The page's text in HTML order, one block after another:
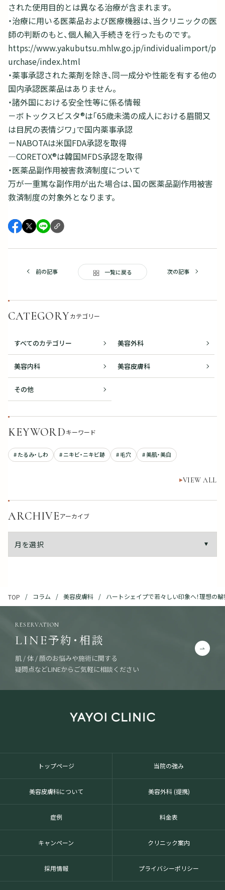
された使用目的とは異なる治療が含まれます。
・治療に用いる医薬品および医療機器は、当クリニックの医
師の判断のもと、個人輸入手続きを行ったものです。
https://www.yakubutsu.mhlw.go.jp/individualimport/p
urchase/index.html
・薬事承認された薬剤を除き、同一成分や性能を有する他の
国内承認医薬品はありません。
・諸外国における安全性等に係る情報
－ボトックスビスタ®は「65歳未満の成人における眉間又
は目尻の表情ジワ」で国内薬事承認
－NABOTAは米国FDA承認を取得
―CORETOX®は韓国MFDS承認を取得
・医薬品副作用被害救済制度について
万が一重篤な副作用が出た場合は、国の医薬品副作用被害
救済制度の対象外となります。
前の記事 一覧に戻る 次の記事
CATEGORYカテゴリー
すべてのカテゴリー 美容外科
美容内科 美容皮膚科
その他
KEYWORDキーワード
# たるみ・しわ # ニキビ・ニキビ跡 # 毛穴 # 美肌・美白
VIEW ALL
ARCHIVEアーカイブ
TOP コラム 美容皮膚科 ハートシェイプで若々しい印象へ！理想の
LINE予約・相談
RESERVATION
肌 / 体 / 顔のお悩みや施術に関する
疑問点などLINEからご気軽に相談ください
トップページ 当院の強み
美容皮膚科について 美容外科 (提携)
症例 料金表
キャンペーン クリニック案内
採用情報 プライバシーポリシー